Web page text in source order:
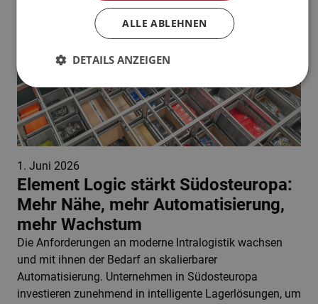
1. Juni 2026
Element Logic stärkt Südosteuropa:
Mehr Nähe, mehr Automatisierung,
mehr Wachstum
Die Anforderungen an moderne Intralogistik wachsen
und mit ihnen der Bedarf an skalierbarer
Automatisierung. Unternehmen in Südosteuropa
investieren zunehmend in intelligente Lagerlösungen, um
POLISH
ITALIAN
ENGLISH
ALLE ABLEHNEN
DETAILS ANZEIGEN